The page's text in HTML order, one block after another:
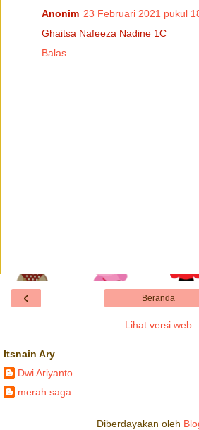
Anonim 23 Februari 2021 pukul
Ghaitsa Nafeeza Nadine 1C
Balas
‹ Beranda
Lihat versi web
Itsnain Ary
Dwi Ariyanto
merah saga
Diberdayakan oleh